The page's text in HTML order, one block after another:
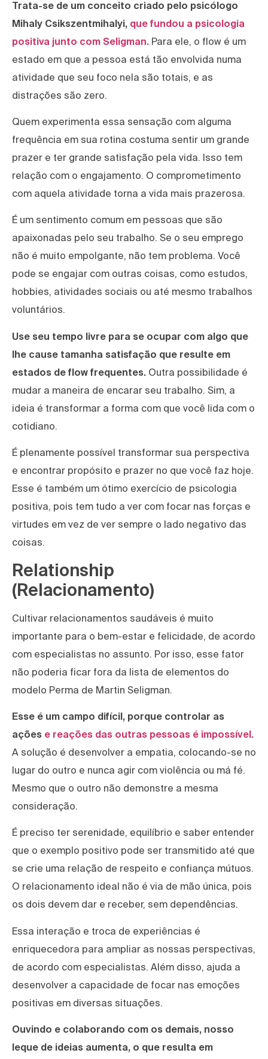
Trata-se de um conceito criado pelo psicólogo
Mihaly Csikszentmihalyi, que fundou a psicologia
positiva junto com Seligman. Para ele, o flow é um
estado em que a pessoa está tão envolvida numa
atividade que seu foco nela são totais, e as
distrações são zero.
Quem experimenta essa sensação com alguma
frequência em sua rotina costuma sentir um grande
prazer e ter grande satisfação pela vida. Isso tem
relação com o engajamento. O comprometimento
com aquela atividade torna a vida mais prazerosa.
É um sentimento comum em pessoas que são
apaixonadas pelo seu trabalho. Se o seu emprego
não é muito empolgante, não tem problema. Você
pode se engajar com outras coisas, como estudos,
hobbies, atividades sociais ou até mesmo trabalhos
voluntários.
Use seu tempo livre para se ocupar com algo que
lhe cause tamanha satisfação que resulte em
estados de flow frequentes. Outra possibilidade é
mudar a maneira de encarar seu trabalho. Sim, a
ideia é transformar a forma com que você lida com o
cotidiano.
É plenamente possível transformar sua perspectiva
e encontrar propósito e prazer no que você faz hoje.
Esse é também um ótimo exercício de psicologia
positiva, pois tem tudo a ver com focar nas forças e
virtudes em vez de ver sempre o lado negativo das
coisas.
Relationship
(Relacionamento)
Cultivar relacionamentos saudáveis é muito
importante para o bem-estar e felicidade, de acordo
com especialistas no assunto. Por isso, esse fator
não poderia ficar fora da lista de elementos do
modelo Perma de Martin Seligman.
Esse é um campo difícil, porque controlar as
ações e reações das outras pessoas é impossível.
A solução é desenvolver a empatia, colocando-se no
lugar do outro e nunca agir com violência ou má fé.
Mesmo que o outro não demonstre a mesma
consideração.
É preciso ter serenidade, equilíbrio e saber entender
que o exemplo positivo pode ser transmitido até que
se crie uma relação de respeito e confiança mútuos.
O relacionamento ideal não é via de mão única, pois
os dois devem dar e receber, sem dependências.
Essa interação e troca de experiências é
enriquecedora para ampliar as nossas perspectivas,
de acordo com especialistas. Além disso, ajuda a
desenvolver a capacidade de focar nas emoções
positivas em diversas situações.
Ouvindo e colaborando com os demais, nosso
leque de ideias aumenta, o que resulta em